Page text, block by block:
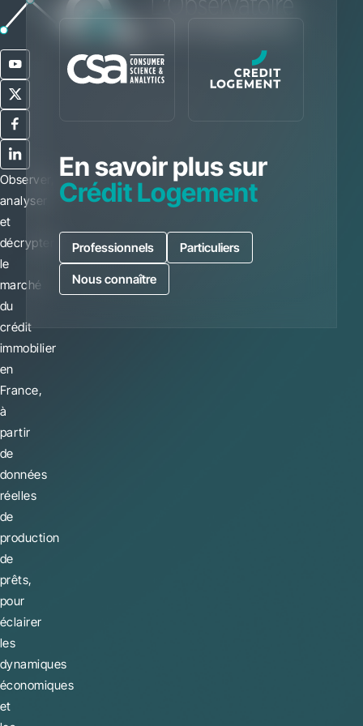
Observer,
analyser
et
décrypter
le
marché
du
crédit
immobilier
en
France,
à
partir
de
données
réelles
de
production
de
prêts,
pour
éclairer
les
dynamiques
économiques
et
En savoir plus sur
Crédit Logement
Professionnels Particuliers
Nous connaître